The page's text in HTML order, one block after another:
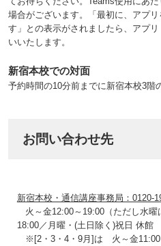
場合がございます。「最初に、アプ
す」との表示がされましたら、アプ
いいたします。
新宿本校での対面
予約時間の10分前までに新宿本校3階
お問い合わせ先
新宿本校・通信講座事務局：0120-
火～金12:00～19:00（ただし水曜
18:00／月曜・(土日除く)祝日 休館
※[2・3・4・9月]は 火～金11:00